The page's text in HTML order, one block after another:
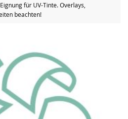
für UV-Tinte. Overlays,
beachten!